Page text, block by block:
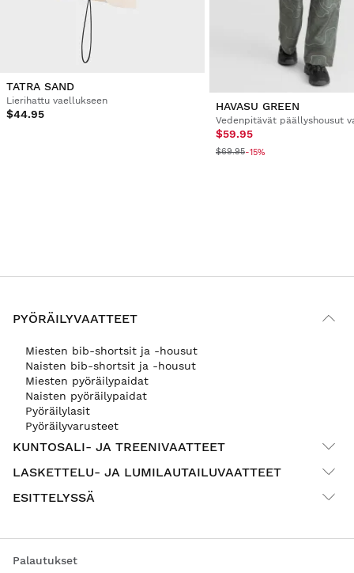
TATRA SAND
Lierihattu vaellukseen
$44.95
HAVASU GREEN
Vedenpitävät päällyshousut
$59.95
$69.95-15%
PYÖRÄILYVAATTEET
Miesten bib-shortsit ja -housut
Naisten bib-shortsit ja -housut
Miesten pyöräilypaidat
Naisten pyöräilypaidat
Pyöräilylasit
Pyöräilyvarusteet
KUNTOSALI- JA TREENIVAATTEET
LASKETTELU- JA LUMILAUTAILUVAATTEET
ESITTELYSSÄ
Palautukset